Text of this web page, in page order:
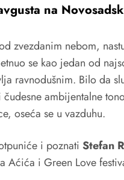
na
zvezdanim nebom,
se kao jedan od
ravnodušnim. Bilo da
ambijentalne
oseća se u vazduhu.
i poznati Stefan
Aćića i Green Love